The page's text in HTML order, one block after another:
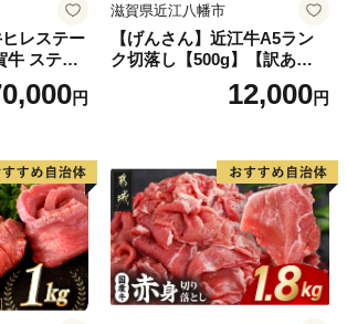
ヒレステー
牛 ステー
肉 フィレ
シー】(H0
円
滋賀県近江八幡市
【げんさん】近江牛A5ラン
ク切落し【500g】【訳あり】
12,000円